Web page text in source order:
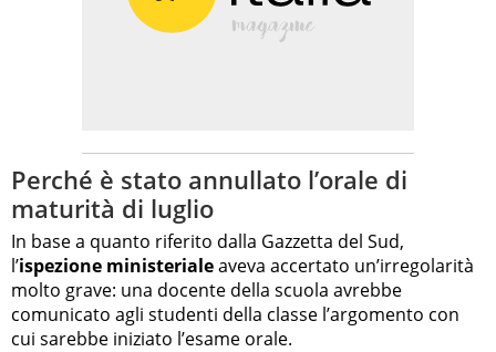
Perché è stato annullato l’orale di
maturità di luglio
In base a quanto riferito dalla Gazzetta del Sud,
l’ispezione ministerialeaveva accertato un’irregolarità
molto grave: una docente della scuola avrebbe
comunicato agli studenti della classe l’argomento con
cui sarebbe iniziato l’esame orale.